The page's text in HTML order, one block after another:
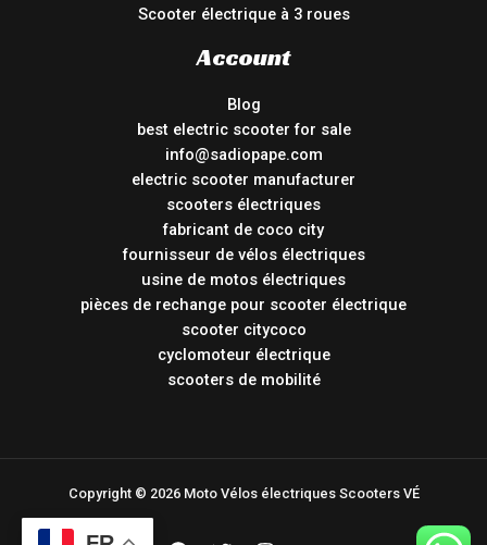
Scooter électrique à 3 roues
Account
Blog
best electric scooter for sale
info@sadiopape.com
electric scooter manufacturer
scooters électriques
fabricant de coco city
fournisseur de vélos électriques
usine de motos électriques
pièces de rechange pour scooter électrique
scooter citycoco
cyclomoteur électrique
scooters de mobilité
Copyright © 2026 Moto Vélos électriques Scooters VÉ